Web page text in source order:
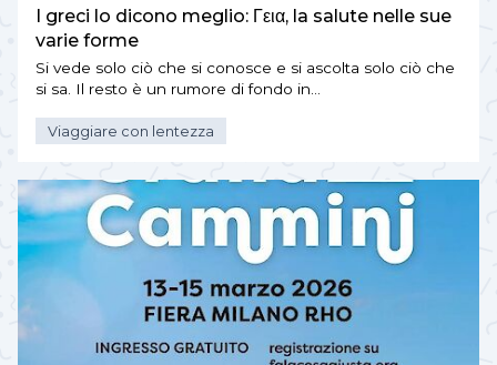
I greci lo dicono meglio: Γεια, la salute nelle sue
varie forme
Si vede solo ciò che si conosce e si ascolta solo ciò che
si sa. Il resto è un rumore di fondo in…
Viaggiare con lentezza